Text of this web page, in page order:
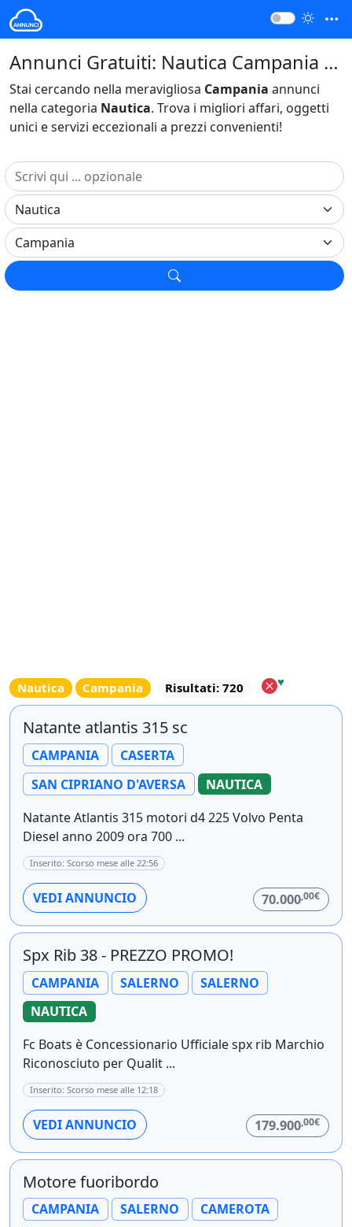
Annunci Gratuiti: Nautica Campania Italia
Stai cercando nella meravigliosa Campania annunci
nella categoria Nautica. Trova i migliori affari, oggetti
unici e servizi eccezionali a prezzi convenienti!
Nautica Campania Risultati: 720 ♥
Natante atlantis 315 sc
CAMPANIA
CASERTA
SAN CIPRIANO D'AVERSA
NAUTICA
Natante Atlantis 315 motori d4 225 Volvo Penta
Diesel anno 2009 ora 700 ...
Inserito: Scorso mese alle 22:56
VEDI ANNUNCIO 70.000,00€
Spx Rib 38 - PREZZO PROMO!
CAMPANIA SALERNO
SALERNO
NAUTICA
Fc Boats è Concessionario Ufficiale spx rib Marchio
Riconosciuto per Qualit ...
Inserito: Scorso mese alle 12:18
VEDI ANNUNCIO 179.900,00€
Motore fuoribordo
CAMPANIA SALERNO
CAMEROTA